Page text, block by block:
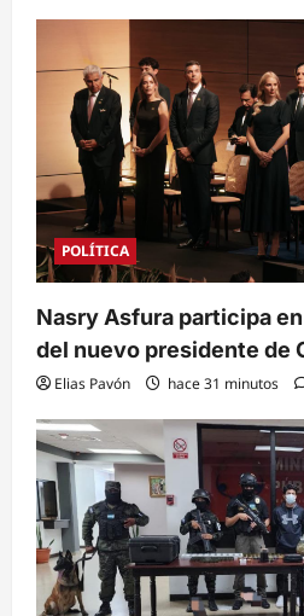
POLÍTICA
Nasry Asfura participa
del nuevo presidente de
Elias Pavón hace 31 minutos